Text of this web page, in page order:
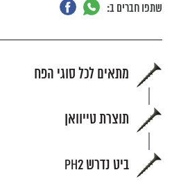
שתפו חברים ב:
מתאים לכל סוגי הפח
תוצרת טייוואן
ביט נדרש PH2